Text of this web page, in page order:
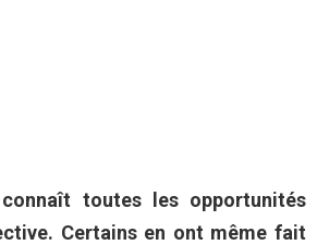
toutes les opportunités
Certains en ont même fait